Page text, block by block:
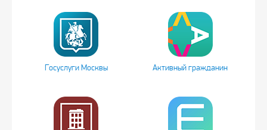
Госуслуги Москвы Активный гражданин